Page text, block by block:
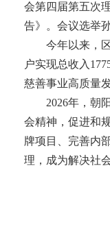
会第四届第五次
告》。会议选举
今年以来，区
户实现总收入
慈善事业高质量
2026年，朝阳
会精神，促进和
牌项目、完善内
理，成为解决社